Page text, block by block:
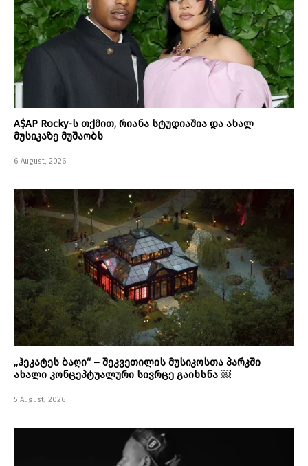
A$AP Rocky-ს თქმით, რიანა სტუდიაშია და ახალ
მუსიკაზე მუშაობს
6 August, 2026
„ჰეკატეს ბაღი“ – შეკვეთილის მუსიკოსთა პარკში
ახალი კონცეპტუალური სივრცე გაიხსნა ￼
5 August, 2026